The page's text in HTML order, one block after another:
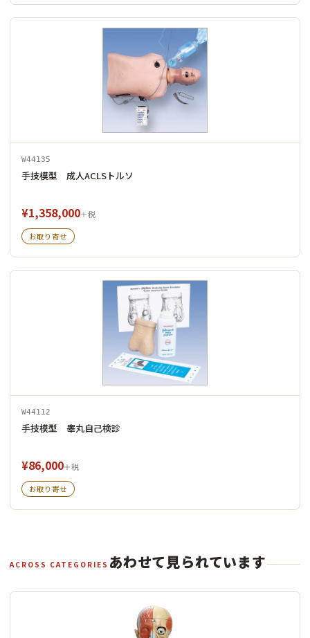
W44135
手技模型 成人ACLSトルソ
¥1,358,000＋税
お取り寄せ
W44112
手技模型 睾丸自己検診
¥86,000＋税
お取り寄せ
ACROSS CATEGORIES あわせて見られています